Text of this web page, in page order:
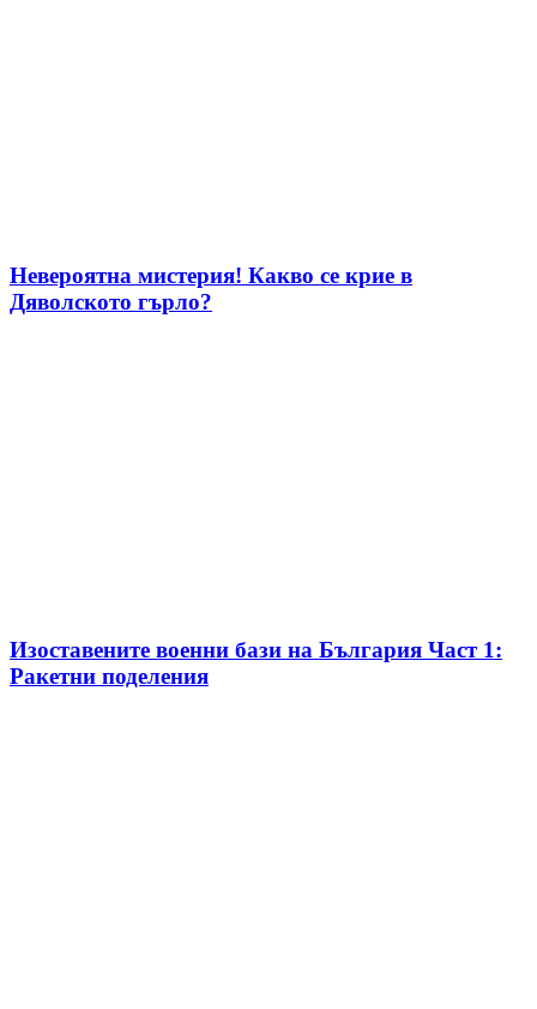
Невероятна мистерия! Какво се крие в
Дяволското гърло?
Изоставените военни бази на България Част 1:
Ракетни поделения